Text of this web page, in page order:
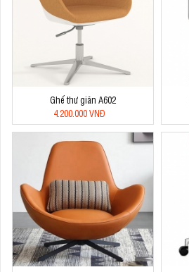
Ghế thư giãn A602
4.200.000 VNĐ